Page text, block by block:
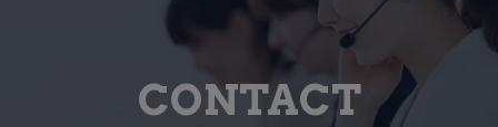
CONTACT